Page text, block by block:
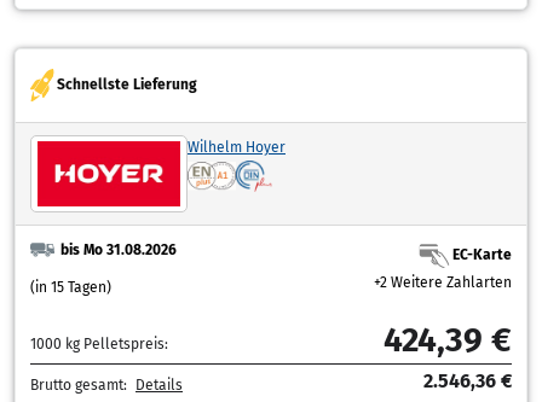
Schnellste Lieferung
Wilhelm Hoyer
bis Mo 31.08.2026
(in 15 Tagen)
EC-Karte
+2 Weitere Zahlarten
1000 kg Pelletspreis: 424,39 €
Brutto gesamt: Details 2.546,36 €